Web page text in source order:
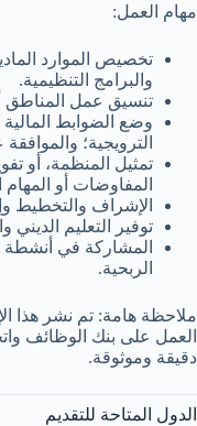
مهام العمل:
تخصيص الموارد
والبرامج التنظيمية.
تنسيق عمل المناطق
وضع الضوابط المالية
الترويجية؛
تمثيل المنظمة، أو
المفاوضات أو
الإشراف والتخطيط
توفير التعليم
المشاركة في أنشطة
الربحية.
ملاحظة هامة: تم نشر هذا
العمل على بنك الوظائف
دقيقة وموثوقة.
الدول المتاحة للتقديم